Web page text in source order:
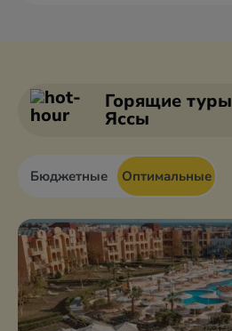
АсуанГорящие туры
Яссы
Бюджетные Оптимальные